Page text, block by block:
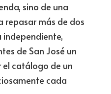
sino de una
repasar más de dos
de San José un
catálogo de un
cada